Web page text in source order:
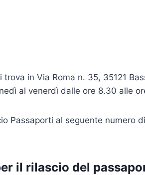
in Via Roma n. 35, 35121
al venerdì dalle ore 8.30 alle
Passaporti al seguente numero
il rilascio del